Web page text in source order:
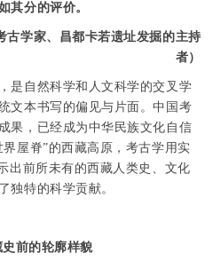
其分的评价。
学家、昌都卡若遗址发掘的主持
者）
自然科学和人文科学的交叉学
文本书写的偏见与片面。中国考
果，已经成为中华民族文化自信
屋脊”的西藏高原，考古学用实
出前所未有的西藏人类史、文化
独特的科学贡献。
前的轮廓样貌